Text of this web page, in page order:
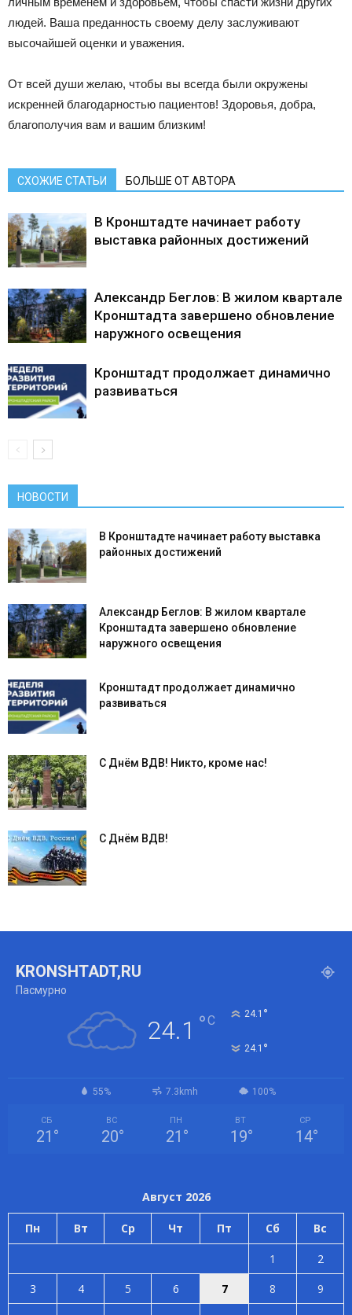
людей. Ваша преданность своему делу заслуживают
высочайшей оценки и уважения.
От всей души желаю, чтобы вы всегда были окружены
искренней благодарностью пациентов! Здоровья, добра,
благополучия вам и вашим близким!
СХОЖИЕ СТАТЬИ БОЛЬШЕ ОТ АВТОРА
В Кронштадте начинает работу
выставка районных достижений
Александр Беглов: В жилом квартале
Кронштадта завершено обновление
наружного освещения
Кронштадт продолжает динамично
развиваться
НОВОСТИ
В Кронштадте начинает работу выставка
районных достижений
Александр Беглов: В жилом квартале
Кронштадта завершено обновление
наружного освещения
Кронштадт продолжает динамично
развиваться
С Днём ВДВ! Никто, кроме нас!
С Днём ВДВ!
KRONSHTADT,RU
Пасмурно
24.1 °C 24.1 °
24.1 °
55% 7.3kmh 100%
СБ
21 °
ВС
20°
ПН
21 °
ВТ
19°
СР
14°
Август 2026
Пн Вт Ср Чт Пт Сб Вс
1
2
3
4 5 6 7 8
9